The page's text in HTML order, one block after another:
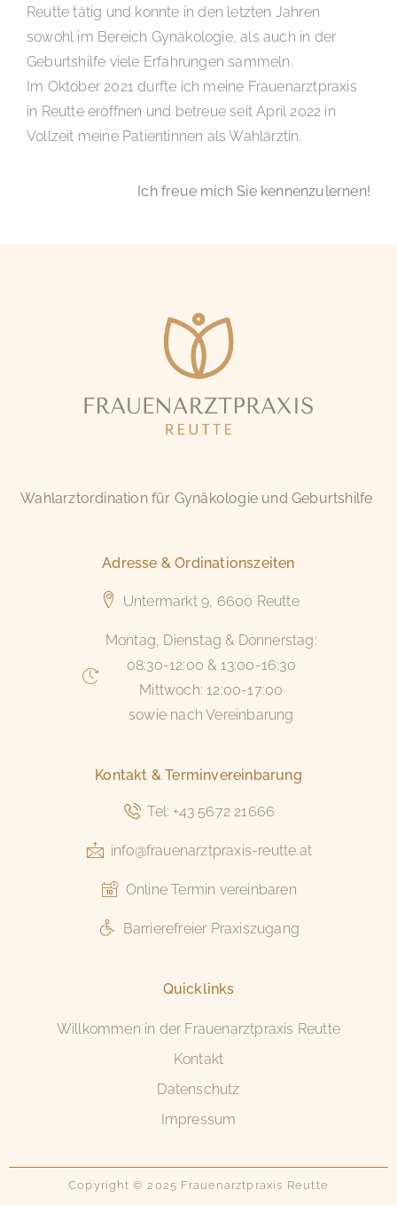
Reutte tätig und konnte in den letzten Jahren
sowohl im Bereich Gynäkologie, als auch in der
Geburtshilfe viele Erfahrungen sammeln.
Im Oktober 2021 durfte ich meine Frauenarztpraxis
in Reutte eröffnen und betreue seit April 2022 in
Vollzeit meine Patientinnen als Wahlärztin.
Ich freue mich Sie kennenzulernen!
Wahlarztordination für Gynäkologie und Geburtshilfe
Adresse & Ordinationszeiten
Untermarkt 9, 6600 Reutte
Montag, Dienstag & Donnerstag:
08:30-12:00 & 13:00-16:30
Mittwoch: 12:00-17:00
sowie nach Vereinbarung
Kontakt & Terminvereinbarung
Tel: +43 5672 21666
info@frauenarztpraxis-reutte.at
Online Termin vereinbaren
Barrierefreier Praxiszugang
Quicklinks
Willkommen in der Frauenarztpraxis Reutte
Kontakt
Datenschutz
Impressum
Copyright © 2025 Frauenarztpraxis Reutte